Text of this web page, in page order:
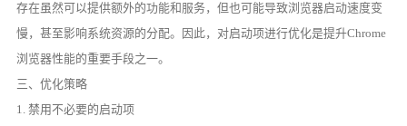
存在虽然可以提供额外的功能和服务，但也可能导致浏览器启动速度变
慢，甚至影响系统资源的分配。因此，对启动项进行优化是提升Chrome
浏览器性能的重要手段之一。
三、优化策略
1. 禁用不必要的启动项